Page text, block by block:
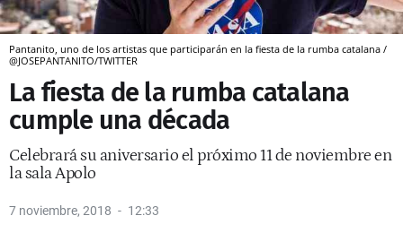
Pantanito, uno de los artistas que participarán en la fiesta de la rumba catalana /
@JOSEPANTANITO/TWITTER
La fiesta de la rumba catalana
cumple una década
Celebrará su aniversario el próximo 11 de noviembre en
la sala Apolo
7 noviembre, 2018 12:33